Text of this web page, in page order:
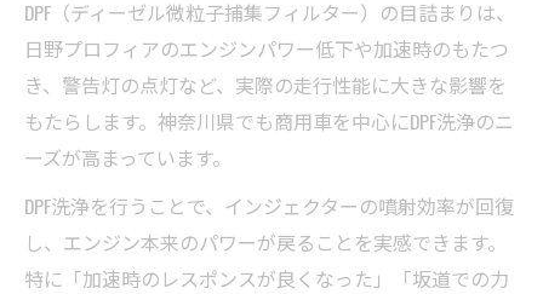
DPF（ディーゼル微粒子捕集フィルター）の目詰まりは、
日野プロフィアのエンジンパワー低下や加速時のもたつ
き、警告灯の点灯など、実際の走行性能に大きな影響を
もたらします。神奈川県でも商用車を中心にDPF洗浄のニ
ーズが高まっています。
DPF洗浄を行うことで、インジェクターの噴射効率が回復
し、エンジン本来のパワーが戻ることを実感できます。
特に「加速時のレスポンスが良くなった」「坂道での力